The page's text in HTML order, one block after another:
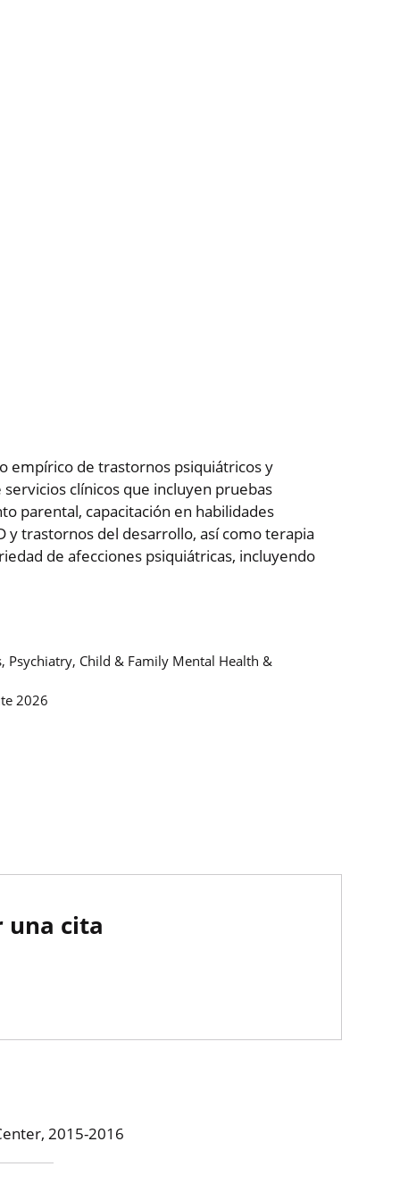
empírico de trastornos psiquiátricos y
clínicos que incluyen pruebas
parental, capacitación en habilidades
y trastornos del desarrollo, así como terapia
de afecciones psiquiátricas, incluyendo
Psychiatry, Child & Family Mental Health &
2026
una cita
2015-2016